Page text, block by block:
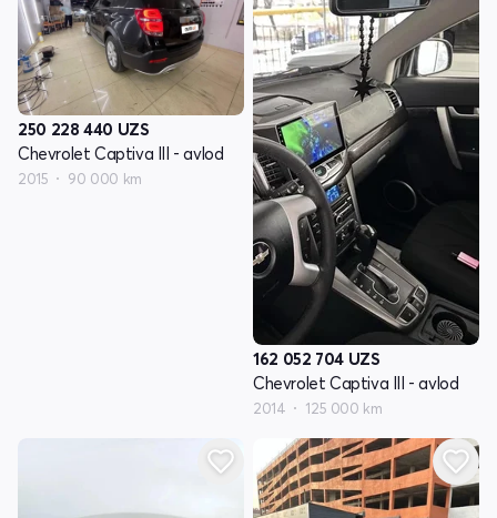
250 228 440 UZS
Chevrolet Captiva III - avlod
2015 90 000 km
162 052 704 UZS
Chevrolet Captiva III - avlod
2014 125 000 km